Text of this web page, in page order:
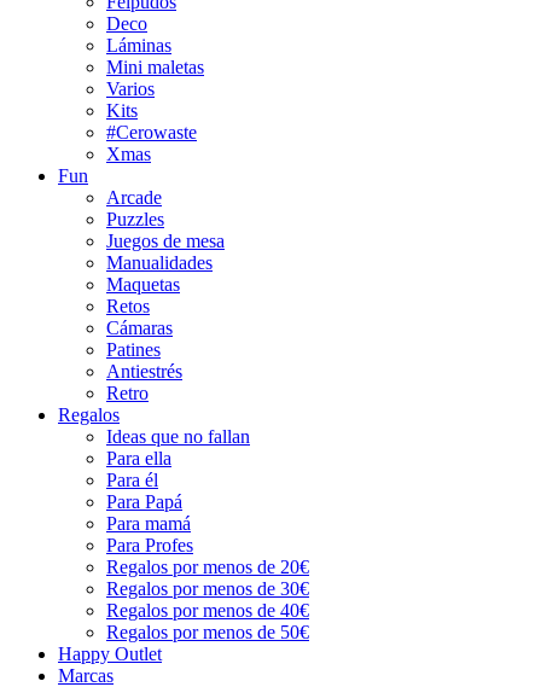
Deco
Láminas
Mini maletas
Varios
Kits
#Cerowaste
Xmas
Fun
Arcade
Puzzles
Juegos de mesa
Manualidades
Maquetas
Retos
Cámaras
Patines
Antiestrés
Retro
Regalos
Ideas que no fallan
Para ella
Para él
Para Papá
Para mamá
Para Profes
Regalos por menos de 20€
Regalos por menos de 30€
Regalos por menos de 40€
Regalos por menos de 50€
Happy Outlet
Marcas